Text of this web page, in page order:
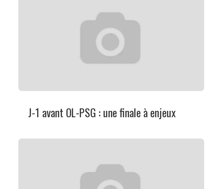
J-1 avant OL-PSG : une finale à enjeux